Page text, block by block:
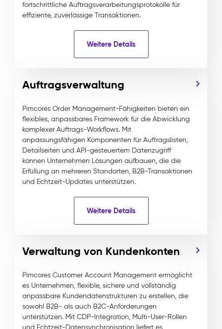
fortschrittliche Auftragsverarbeitungsprotokolle für
effiziente, zuverlässige Transaktionen.
Weitere Details
Auftragsverwaltung
Pimcores Order Management-Fähigkeiten bieten ein
flexibles, anpassbares Framework für die Abwicklung
komplexer Auftrags-Workflows. Mit
anpassungsfähigen Komponenten für Auftragslisten,
Detailseiten und API-gesteuertem Datenzugriff
können Unternehmen Lösungen aufbauen, die die
Erfüllung an mehreren Standorten, B2B-Transaktionen
und Echtzeit-Updates unterstützen.
Weitere Details
Verwaltung von Kundenkonten
Pimcores Customer Account Management ermöglicht
es Unternehmen, flexible, sichere und vollständig
anpassbare Kundendatenstrukturen zu erstellen, die
sowohl B2B- als auch B2C-Anforderungen
unterstützen. Mit CDP-Integration, Multi-User-Rollen
und Echtzeit-Datensynchronisation liefert es